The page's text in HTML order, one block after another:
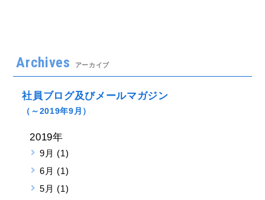
Archives アーカイブ
社員ブログ及びメールマガジン
（～2019年9月）
2019年
9月 (1)
6月 (1)
5月 (1)